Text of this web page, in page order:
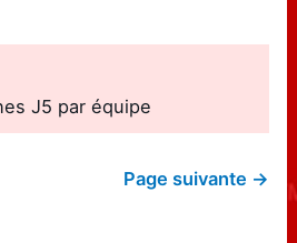
J5 par équipe
Page suivante →